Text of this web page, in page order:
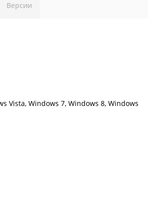
Версии
Vista, Windows 7, Windows 8, Windows